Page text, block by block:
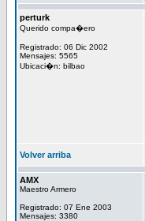
perturk
Querido compa�ero
Registrado: 06 Dic 2002
Mensajes: 5565
Ubicaci�n: bilbao
Volver arriba
AMX
Maestro Armero
Registrado: 07 Ene 2003
Mensajes: 3380